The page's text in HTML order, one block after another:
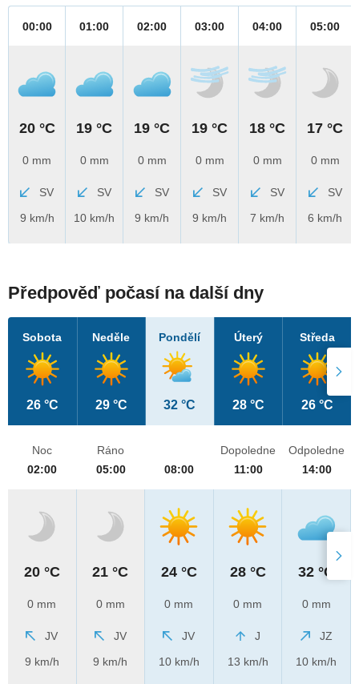
00:00
20 °C
0 mm
SV
9 km/h
01:00
19 °C
0 mm
SV
10 km/h
02:00
19 °C
0 mm
SV
9 km/h
03:00
19 °C
0 mm
SV
9 km/h
04:00
18 °C
0 mm
SV
7 km/h
05:00
17 °C
0 mm
SV
6 km/h
Předpověď počasí na další dny
Sobota
26 °C
Neděle
29 °C
Pondělí
32 °C
Úterý
28 °C
Středa
26 °C
Noc
02:00
20 °C
0 mm
JV
9 km/h
Ráno
05:00
21 °C
0 mm
JV
9 km/h
08:00
24 °C
0 mm
JV
10 km/h
Dopoledne
11:00
28 °C
0 mm
J
13 km/h
Odpoledne
14:00
32 °C
0 mm
JZ
10 km/h